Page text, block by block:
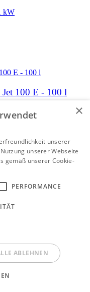
kW
Jet 100 E - 100 l
kW
×
unserer
unserer Webseite
gemäß unserer Cookie-
PERFORMANCE
ABLEHNEN